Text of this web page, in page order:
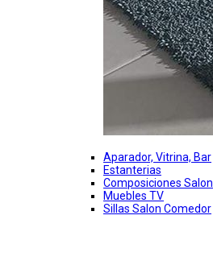
Aparador, Vitrina, Bar
Estanterias
Composiciones Salon
Muebles TV
Sillas Salon Comedor